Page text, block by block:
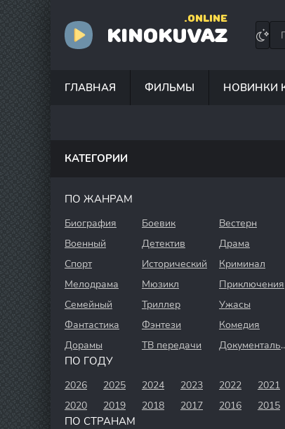
KINOKUVAZ
.ONLINE
ГЛАВНАЯ ФИЛЬМЫ НОВИНКИ
КАТЕГОРИИ
ПО ЖАНРАМ
Биография Боевик
Вестерн
Военный
Детектив
Драма
Спорт
Исторический
Криминал
Мелодрама
Мюзикл
Приключения
Семейный
Триллер
Ужасы
Фантастика
Фэнтези
Комедия
Дорамы
ТВ передачи
ПО ГОДУ
2026 2025 2024 2023 2022
2021
2020
2019 2018 2017 2016 2015
ПО СТРАНАМ